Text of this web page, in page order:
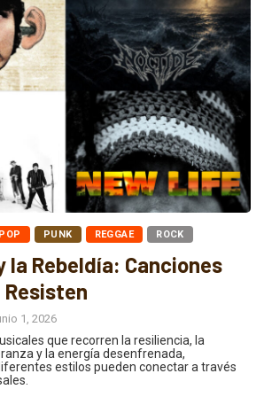
POP PUNK REGGAE ROCK
la Rebeldía: Canciones
Resisten
1, 2026
que recorren la resiliencia, la
y la energía desenfrenada,
estilos pueden conectar a través